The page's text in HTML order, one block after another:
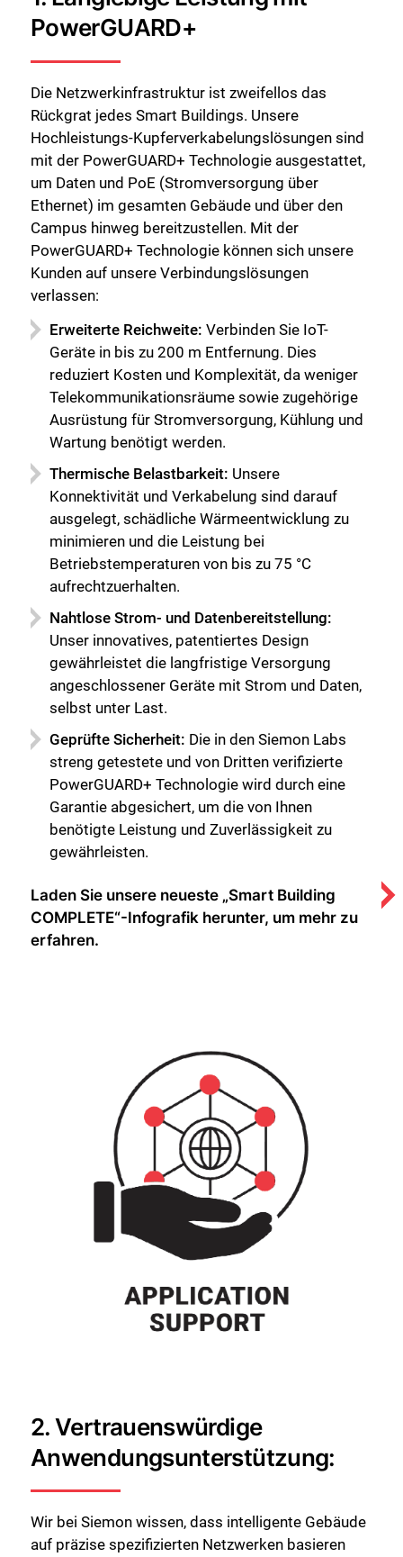
PowerGUARD+
Die Netzwerkinfrastruktur ist zweifellos das
Rückgrat jedes Smart Buildings. Unsere
Hochleistungs-Kupferverkabelungslösungen sind
mit der PowerGUARD+ Technologie ausgestattet,
um Daten und PoE (Stromversorgung über
Ethernet) im gesamten Gebäude und über den
Campus hinweg bereitzustellen. Mit der
PowerGUARD+ Technologie können sich unsere
Kunden auf unsere Verbindungslösungen
verlassen:
Erweiterte Reichweite: Verbinden Sie IoT-
Geräte in bis zu 200 m Entfernung. Dies
reduziert Kosten und Komplexität, da weniger
Telekommunikationsräume sowie zugehörige
Ausrüstung für Stromversorgung, Kühlung und
Wartung benötigt werden.
Thermische Belastbarkeit: Unsere
Konnektivität und Verkabelung sind darauf
ausgelegt, schädliche Wärmeentwicklung zu
minimieren und die Leistung bei
Betriebstemperaturen von bis zu 75 °C
aufrechtzuerhalten.
Nahtlose Strom- und Datenbereitstellung:
Unser innovatives, patentiertes Design
gewährleistet die langfristige Versorgung
angeschlossener Geräte mit Strom und Daten,
selbst unter Last.
Geprüfte Sicherheit: Die in den Siemon Labs
streng getestete und von Dritten verifizierte
PowerGUARD+ Technologie wird durch eine
Garantie abgesichert, um die von Ihnen
benötigte Leistung und Zuverlässigkeit zu
gewährleisten.
Laden Sie unsere neueste „Smart Building
COMPLETE“-Infografik herunter, um mehr zu
erfahren.
2. Vertrauenswürdige
Anwendungsunterstützung:
Wir bei Siemon wissen, dass intelligente Gebäude
auf präzise spezifizierten Netzwerken basieren